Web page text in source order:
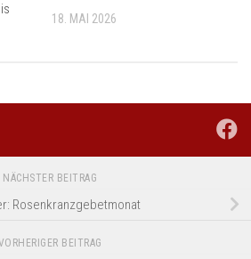
18. MAI 2026
NÄCHSTER BEITRAG
Rosenkranzgebetmonat
BEITRAG